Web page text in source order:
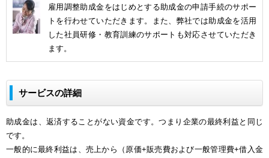
雇用調整助成金をはじめとする助成金の申請手続のサポー
トを行わせていただきます。また、弊社では助成金を活用
した社員研修・教育訓練のサポートも対応させていただき
ます。
サービスの詳細
助成金は、返済することがない資金です。つまり企業の最終利益と同じ
です。
一般的に最終利益は、売上から（原価+販売費および一般管理費+借入金